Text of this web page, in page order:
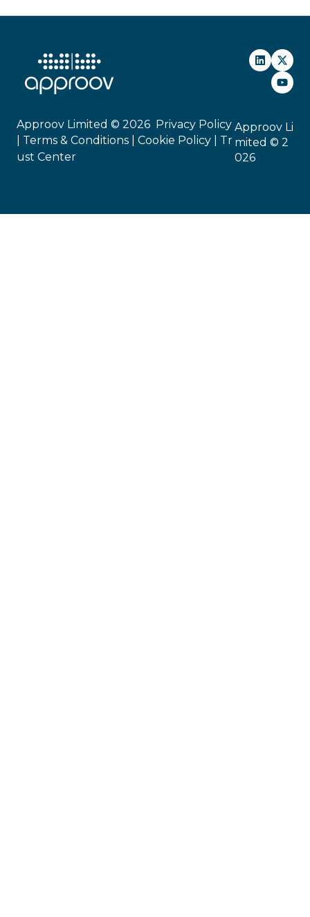
Approov Limited © 2026 Privacy Policy
Terms & Conditions | Cookie Policy
Tr
ust Center
Approov Li
mited © 2
026